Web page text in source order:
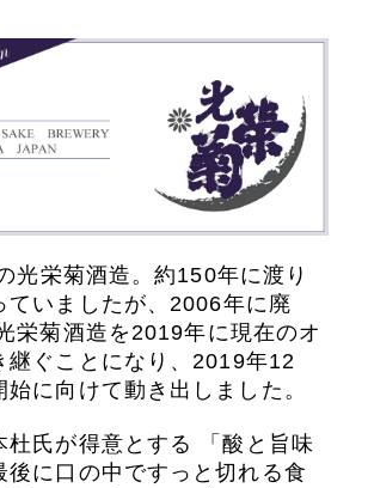
光栄菊酒造。約150年に渡り
ていましたが、2006年に廃
栄菊酒造を2019年に現在のオ
継ぐことになり、2019年12
始に向けて動き出しました。
杜氏が得意とする 「酸と旨味
後に口の中ですっと切れる食